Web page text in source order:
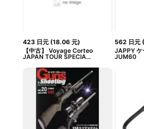
423 日元(18.06 元)
【中古】 Voyage Corteo
JAPAN TOUR SPECIA...
562 日元 (
JAPPY ケ
JUM60